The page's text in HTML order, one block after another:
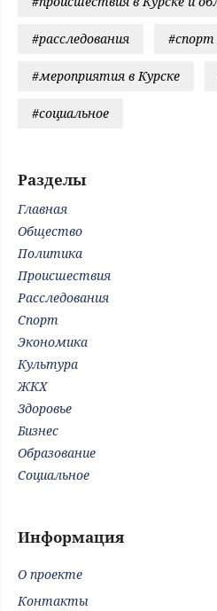
#расследования #спорт
#мероприятия в Курске
#социальное
Разделы
Главная
Общество
Политика
Происшествия
Расследования
Спорт
Экономика
Культура
ЖКХ
Здоровье
Бизнес
Образование
Социальное
Информация
О проекте
Контакты